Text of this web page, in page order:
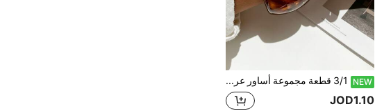
NEW 3/1 قطعة مجموعة أساور عريضة سميكة بتصميم هندسي من الراتنج وال- ABS مع مسامير معدنية بأسلوب بوهيمي ريترو بانك، مجوهرات للنساء للارتداء اليومي والحفلات والعطلات وهدايا المناسبات
JOD1.10